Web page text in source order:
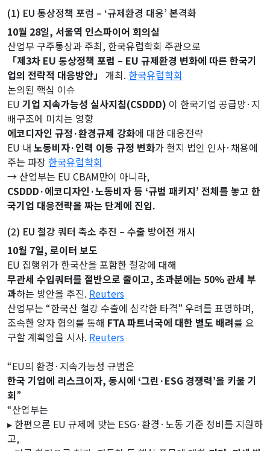
(1) EU 통상정책 포럼 – ‘규제환경 대응’ 본격화
10월 28일, 서울역 인스파이어 회의실
산업부 구주통상과 주최, 한국유럽학회 주관으로
「제3차 EU 통상정책 포럼 – EU 규제환경 변화에 따른 한국기
업의 전략적 대응방안」 개최. 한국유럽학회
논의된 핵심 이슈
EU 기업 지속가능성 실사지침(CSDDD) 이 한국기업 공급망·지
배구조에 미치는 영향
에코디자인 규정·환경규제 강화에 대한 대응전략
EU 내 노동비자·인력 이동 규정 변화가 현지 법인 인사·채용에
주는 파장 한국유럽학회
→ 산업부는 EU CBAM만이 아니라,
CSDDD·에코디자인·노동비자 등 ‘규범 패키지’ 전체를 놓고 한
국기업 대응전략을 짜는 단계에 진입.
(2) EU 철강 쿼터 축소 추진 – 수출 방어전 개시
10월 7일, 로이터 보도
EU 집행위가 한국산을 포함한 철강에 대해
무관세 수입쿼터를 절반으로 줄이고, 초과분에는 50% 관세 부
과하는 방안을 추진. Reuters
산업부는 “한국산 철강 수출에 심각한 타격” 우려를 표명하며,
조속한 양자 협의를 통해 FTA 파트너국에 대한 별도 배려를 요
구할 계획임을 시사. Reuters
“EU의 환경·지속가능성 규범은
한국 기업에 리스크이자, 동시에 ‘그린·ESG 경쟁력’을 키울 기
회”
“산업부는
▸ 한편으론 EU 규제에 맞는 ESG·환경·노동 기준 정비를 지원하
고,